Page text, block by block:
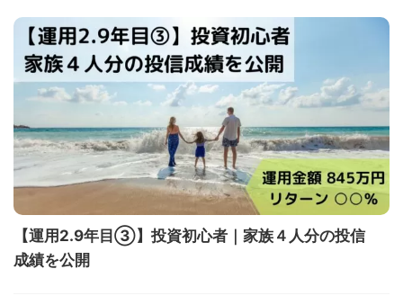
【運用2.9年目③】投資初心者｜家族４人分の投信
成績を公開